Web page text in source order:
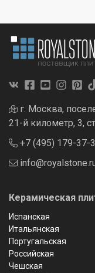
г. Москва,
21-й километр, 3,
+7 (495) 179-37-
Керамическая
Испанская
Итальянская
Португальская
Российская
Чешская